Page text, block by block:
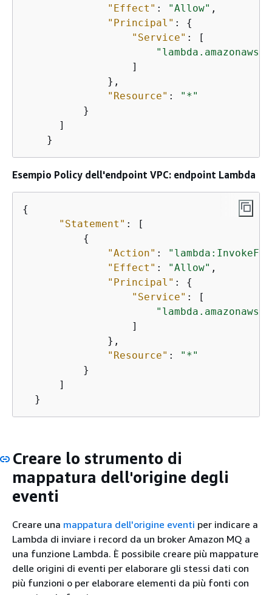
"Effect" : "Allow" ,
"Principal" : {
"Service" : [
                  ]
              },
"Resource" :
"*"
          }
      ]
    }
Esempio Policy dell'endpoint VPC: endpoint Lambda
{
"Statement" : [
{
"Action" :
"Effect" : "Allow" ,
"Principal" : {
"Service" : [
                  ]
              },
"Resource" :
"*"
          }
      ]
  }
Creare lo strumento di
mappatura dell'origine degli
eventi
Creare una mappatura dell'origine eventi per indicare a
Lambda di inviare i record da un broker Amazon MQ a
una funzione Lambda. È possibile creare più mappature
delle origini di eventi per elaborare gli stessi dati con
più funzioni o per elaborare elementi da più fonti con